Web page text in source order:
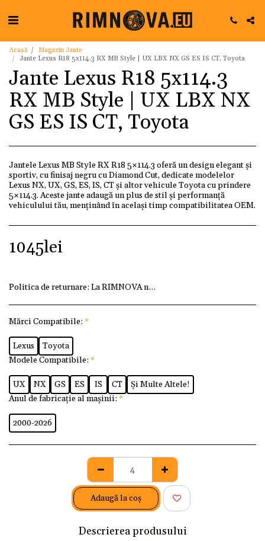
Acasă
Magazin Jante
Jante Lexus R18 5x114.3 RX MB Style | UX LBX NX GS ES IS CT, Toyota
Jante Lexus R18 5x114.3
RX MB Style | UX LBX NX
GS ES IS CT, Toyota
Jantele Lexus MB Style RX R18 5×114.3 oferă un design elegant și
sportiv, cu finisaj negru cu Diamond Cut, dedicate modelelor
Lexus NX, UX, GS, ES, IS, CT și altor vehicule Toyota cu prindere
5×114.3. Aceste jante adaugă un plus de stil și performanță
vehiculului tău, menținând în același timp compatibilitatea OEM.
1045lei
Politica de returnare: La RIMNOVA ne dorim ca fiecare
Mărci Compatibile: *
Lexus
Toyota
Modele Compatibile: *
UX NX GS ES IS CT
Și Multe Altele!
Anul de fabricație al mașinii: *
2000-2026
Adaugă la coş
Descrierea produsului